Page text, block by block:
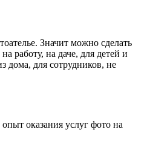
Значит можно сделать
работу, на даче, для детей и
дома, для сотрудников, не
оказания услуг фото на